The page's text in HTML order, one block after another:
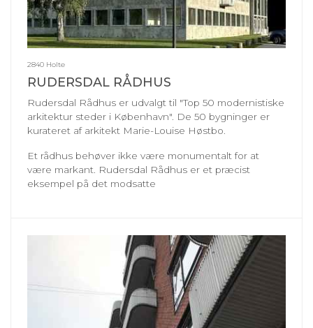
2840 Holte
RUDERSDAL RÅDHUS
Rudersdal Rådhus er udvalgt til "Top 50 modernistiske
arkitektur steder i København". De 50 bygninger er
kurateret af arkitekt Marie-Louise Høstbo.
Et rådhus behøver ikke være monumentalt for at
være markant. Rudersdal Rådhus er et præcist
eksempel på det modsatte